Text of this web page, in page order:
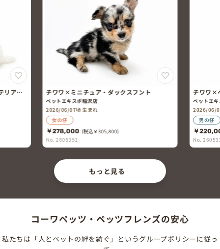
ダックスフント チワワ×ペキニーズ
ペットエキスポ豊橋汐田橋店
2026/06/06頃 生まれ
￥220,000
もっと見る
コーワペッツ・ペッツフレンズの安心
私たちは「人とペットの絆を紡ぐ」というグループポリシーに従っ